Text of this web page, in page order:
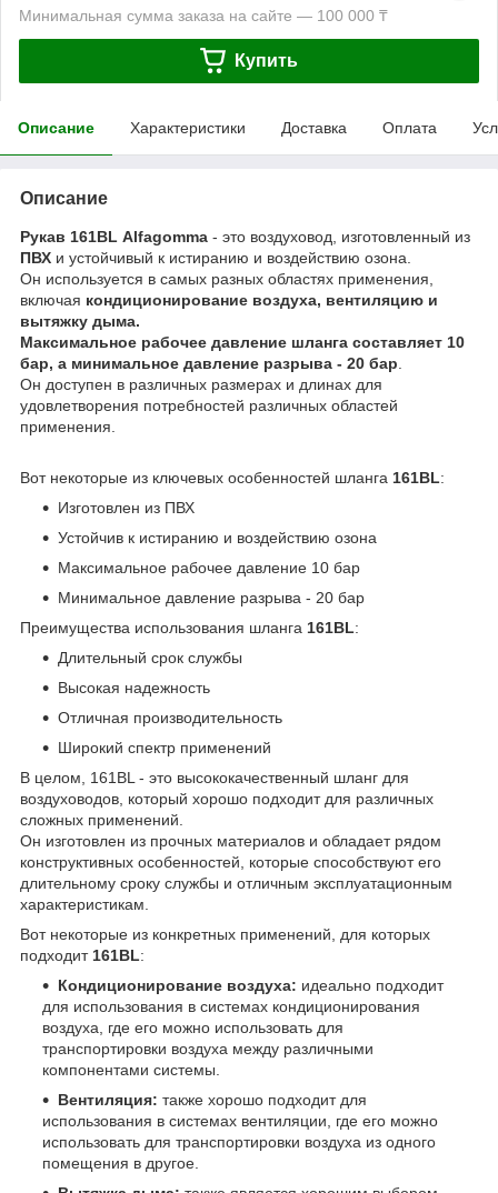
Минимальная сумма заказа на сайте — 100 000 ₸
Купить
Описание Характеристики Доставка Оплата
Описание
Рукав 161BL Alfagomma - это воздуховод, изготовленный из
ПВХ и устойчивый к истиранию и воздействию озона.
Он используется в самых разных областях применения,
включая кондиционирование воздуха, вентиляцию и
вытяжку дыма.
Максимальное рабочее давление шланга составляет 10
бар, а минимальное давление разрыва - 20 бар
Он доступен в различных размерах и длинах для
удовлетворения потребностей различных областей
применения.
Вот некоторые из ключевых особенностей шланга 161BL:
Изготовлен из ПВХ
Устойчив к истиранию и воздействию озона
Максимальное рабочее давление 10 бар
Минимальное давление разрыва - 20 бар
Преимущества использования шланга 161BL:
Длительный срок службы
Высокая надежность
Отличная производительность
Широкий спектр применений
В целом, 161BL - это высококачественный шланг для
воздуховодов, который хорошо подходит для различных
сложных применений.
Он изготовлен из прочных материалов и обладает рядом
конструктивных особенностей, которые способствуют его
длительному сроку службы и отличным эксплуатационным
характеристикам.
Вот некоторые из конкретных применений, для которых
подходит 161BL:
Кондиционирование воздуха: идеально подходит
для использования в системах кондиционирования
воздуха, где его можно использовать для
транспортировки воздуха между различными
компонентами системы.
Вентиляция: также хорошо подходит для
использования в системах вентиляции, где его можно
использовать для транспортировки воздуха из одного
помещения в другое.